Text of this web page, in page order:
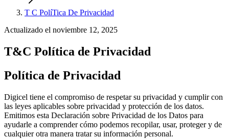
T C PolíTica De Privacidad
Actualizado el noviembre 12, 2025
T&C Política de Privacidad
Política de Privacidad
Digicel tiene el compromiso de respetar su privacidad y cumplir con
las leyes aplicables sobre privacidad y protección de los datos.
Emitimos esta Declaración sobre Privacidad de los Datos para
ayudarle a comprender cómo podemos recopilar, usar, proteger y de
cualquier otra manera tratar su información personal.